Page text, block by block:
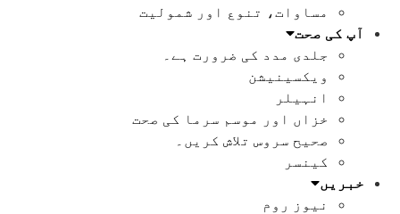
مساوات، تنوع اور شمولیت
آپ کی صحت
جلدی مدد کی ضرورت ہے۔
ویکسینیشن
انہیلر
خزاں اور موسم سرما کی صحت
صحیح سروس تلاش کریں۔
کینسر
خبریں
نیوز روم